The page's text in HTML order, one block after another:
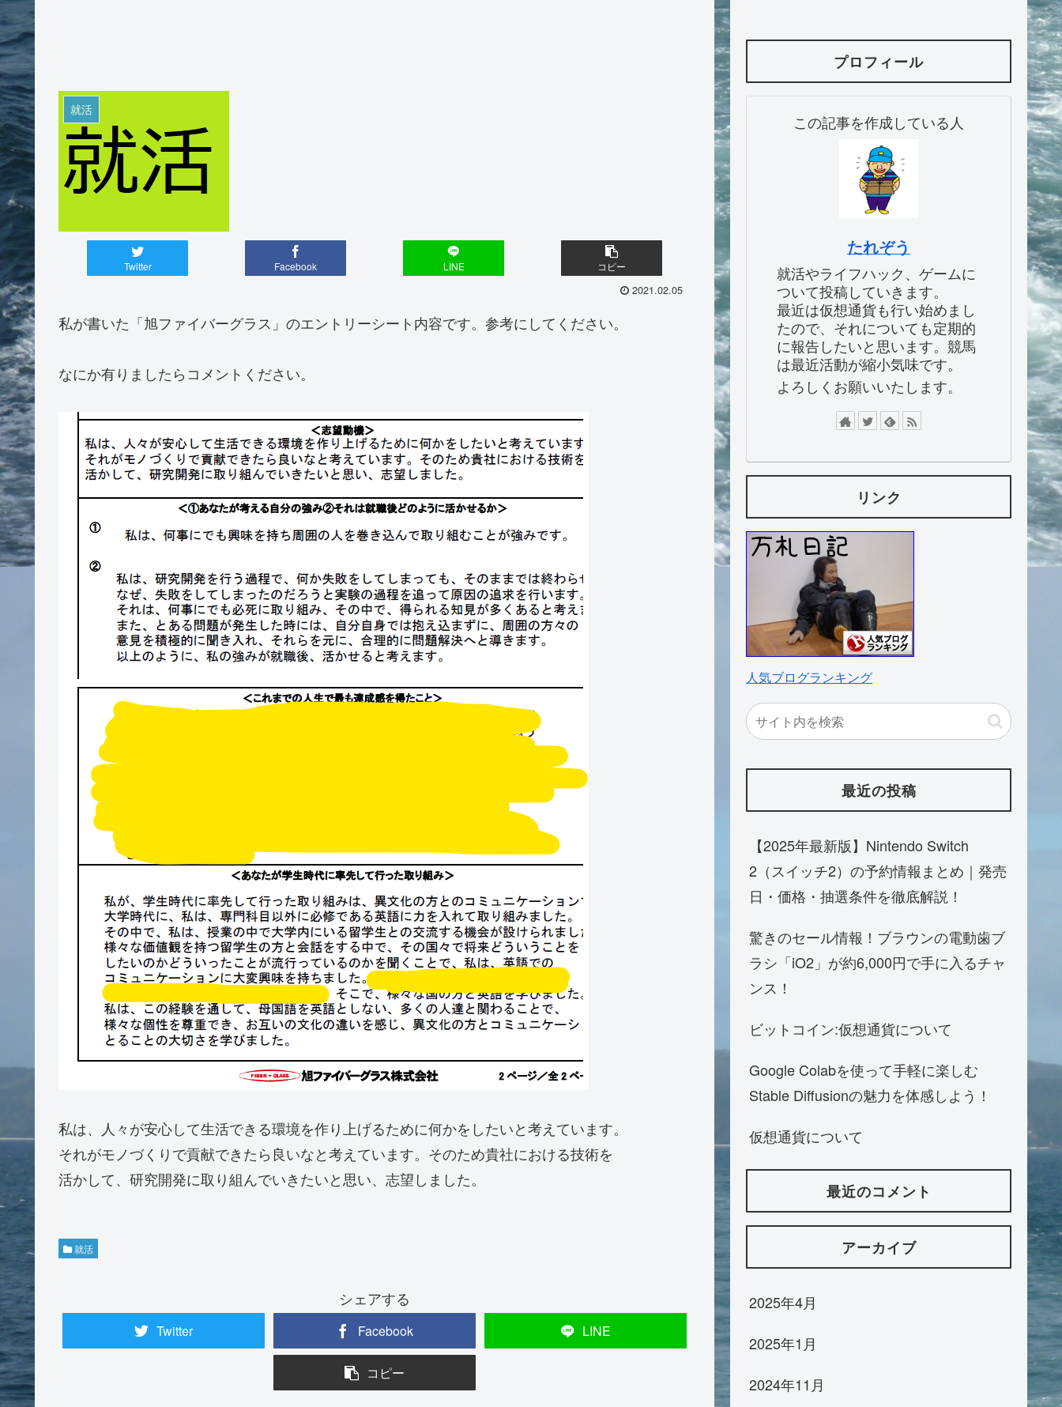
就活
Twitter Facebook LINE コピー
2021.02.05
私が書いた「旭ファイバーグラス」のエントリーシート内容です。参考にしてください。
なにか有りましたらコメントください。
私は、人々が安心して生活できる環境を作り上げるために何かをしたいと考えています。
それがモノづくりで貢献できたら良いなと考えています。そのため貴社における技術を
活かして、研究開発に取り組んでいきたいと思い、志望しました。
就活
シェアする
Twitter Facebook LINE
コピー
プロフィール
この記事を作成している人
たれぞう
就活やライフハック、ゲームに
ついて投稿していきます。
最近は仮想通貨も行い始めまし
たので、それについても定期的
に報告したいと思います。競馬
は最近活動が縮小気味です。
よろしくお願いいたします。
リンク
人気ブログランキング
最近の投稿
【2025年最新版】Nintendo Switch
2（スイッチ2）の予約情報まとめ｜発売
日・価格・抽選条件を徹底解説！
驚きのセール情報！ブラウンの電動歯ブ
ラシ「iO2」が約6,000円で手に入るチャ
ンス！
ビットコイン:仮想通貨について
Google Colabを使って手軽に楽しむ
Stable Diffusionの魅力を体感しよう！
仮想通貨について
最近のコメント
アーカイブ
2025年4月
2025年1月
2024年11月